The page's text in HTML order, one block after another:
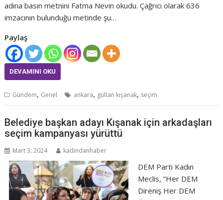
adına basın metnini Fatma Nevin okudu. Çağrıcı olarak 636
imzacının bulunduğu metinde şu…
Paylaş
DEVAMINI OKU
Gündem, Genel ankara, gültan kışanak, seçim
Belediye başkan adayı Kışanak için arkadaşları
seçim kampanyası yürüttü
Mart 3, 2024 kadindanhaber
DEM Parti Kadın
Meclis, “Her DEM
Direniş Her DEM